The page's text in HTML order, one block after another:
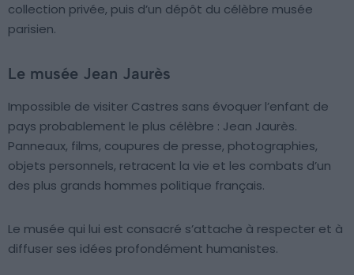
collection privée, puis d’un dépôt du célèbre musée
parisien.
Le musée Jean Jaurès
Impossible de visiter Castres sans évoquer l’enfant de
pays probablement le plus célèbre : Jean Jaurès.
Panneaux, films, coupures de presse, photographies,
objets personnels, retracent la vie et les combats d’un
des plus grands hommes politique français.
Le musée qui lui est consacré s’attache à respecter et à
diffuser ses idées profondément humanistes.